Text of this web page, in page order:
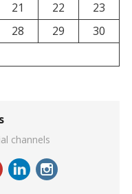
21 22
23
28 29
30
channels